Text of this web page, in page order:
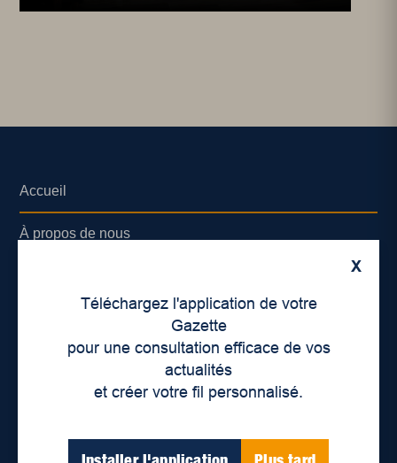
X
Téléchargez l'application de votre
Gazette
pour une consultation efficace de vos
actualités
et créer votre fil personnalisé.
Accueil
À propos de nous
Lieux de distribution